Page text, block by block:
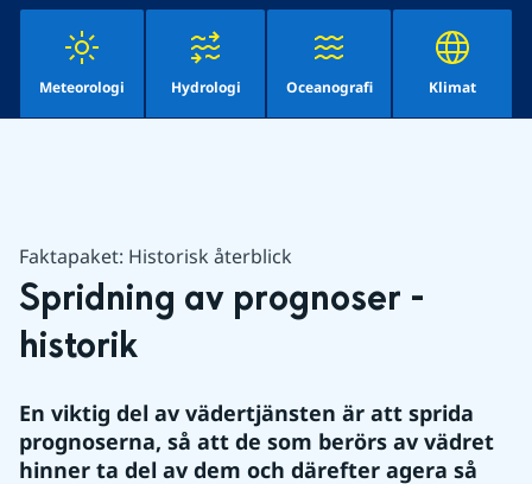
Meteorologi Hydrologi Oceanografi Klimat
Faktapaket: Historisk återblick
Spridning av prognoser -
historik
En viktig del av vädertjänsten är att sprida
prognoserna, så att de som berörs av vädret
hinner ta del av dem och därefter agera så